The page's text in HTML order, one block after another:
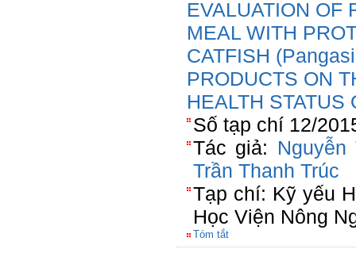
EVALUATION OF
MEAL WITH
CATFISH
PRODUCTS ON
HEALTH
Số tạp chí 12/
Tác giả: Nguyễn
Trần Thanh Trúc
Tạp chí: Kỹ yếu
Học Viện Nông
Tóm tắt